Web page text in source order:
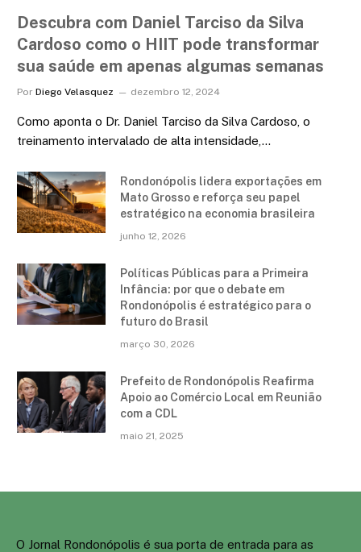
Descubra com Daniel Tarciso da Silva
Cardoso como o HIIT pode transformar
sua saúde em apenas algumas semanas
Por Diego Velasquez dezembro 12, 2024
Como aponta o Dr. Daniel Tarciso da Silva Cardoso, o
treinamento intervalado de alta intensidade,…
Rondonópolis lidera exportações em
Mato Grosso e reforça seu papel
estratégico na economia brasileira
junho 12, 2026
Políticas Públicas para a Primeira
Infância: por que o debate em
Rondonópolis é estratégico para o
futuro do Brasil
março 30, 2026
Prefeito de Rondonópolis Reafirma
Apoio ao Comércio Local em Reunião
com a CDL
maio 21, 2025
O Jornal Rondonópolis é sua porta de entrada para as